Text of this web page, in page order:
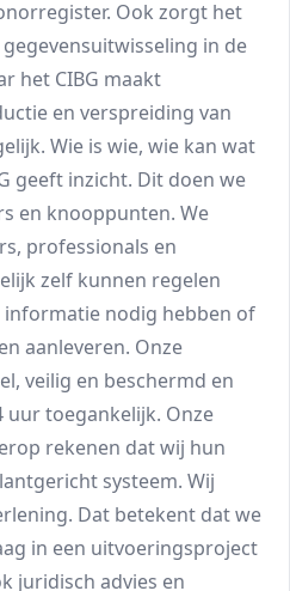
Ook zorgt het
in de
het CIBG maakt
en verspreiding van
Wie is wie, wie kan wat
geeft inzicht. Dit doen we
en knooppunten. We
professionals en
zelf kunnen regelen
informatie nodig hebben of
aanleveren. Onze
veilig en beschermd en
uur toegankelijk. Onze
rekenen dat wij hun
systeem. Wij
Dat betekent dat we
in een uitvoeringsproject
juridisch advies en